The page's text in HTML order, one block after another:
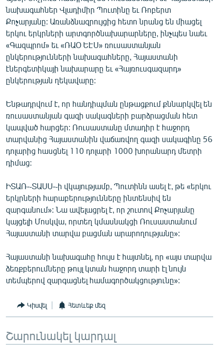
ԿՈՐՈՆԱՎԻՐՈՒՍ
ԱՐԽԻՎ
ՏԵՍԱՆՅՈՒԹԵՐ
ԲԱՆԱՎԵՃ
ՁԳՏԵԼՈՎ ԼԱՎԱԳՈՒՅՆԻՆ
Հայերեն
English
Русский
ՀԵՏԵՎԵՔ ՄԵԶ
«Ազատության» բոլոր կայքերը
նախագահներ Վլադիմիր Պուտինը եւ Ռոբերտ
Քոչարյանը: Առանձնազրույցից հետո նրանց են միացել
երկու երկրների արտգործնախարարները, ինչպես նաեւ
«Գազպրոմ» եւ «ՌԱՕ ԵԷՍ» ռուսաստանյան
ընկերությունների նախագահները, Հայաստանի
էներգետիկայի նախարարը եւ «Հայռուսգազարդ»
ընկերության ղեկավարը:
Ենթադրվում է, որ հանդիպման ընթացքում քննարկվել են
ռուսաստանյան գազի սակագների բարձրացման հետ
կապված հարցեր: Ռուսաստանը մտադիր է հաջորդ
տարվանից Հայաստանին վաճառվող գազի սակագինը 56
դոլարից հասցնել 110 դոլարի 1000 խորանարդ մետրի
դիմաց:
ԻՏԱՌ-֊ՏԱՍՍ-֊ի վկայությամբ, Պուտինն ասել է, թե «երկու
երկրների հարաբերությունները ինտենսիվ են
զարգանում»: Նա ավելացրել է, որ շուտով Քոչարյանը
կայցելի Մոսկվա, որտեղ կմասնակցի Ռուսաստանում
Հայաստանի տարվա բացման արարողությանը»:
Հայաստանի նախագահը հույս է հայտնել, որ «այս տարվա
ձեռքբերումները թույլ կտան հաջորդ տարի էլ նույն
տեմպերով զարգացնել համագործակցությունը»:
Կիսվել Հետևեք մեզ
Շարունակել կարդալ